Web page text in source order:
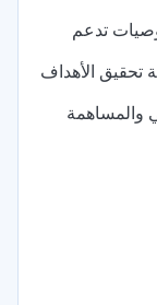
تدعم
تحقيق الأهداف
والمساهمة